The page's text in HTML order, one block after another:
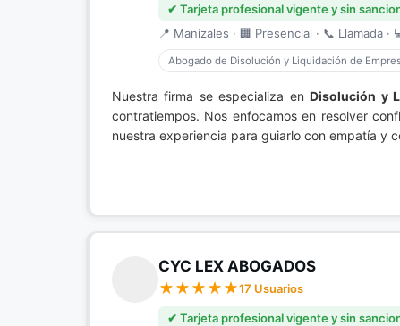
✔ Tarjeta profesional vigente y sin
📍 Manizales · 🏢 Presencial · 📞 Llamada ·
Abogado de Disolución y Liquidación de
Nuestra firma se especializa enDisolución y
contratiempos. Nos enfocamos en resolver
nuestra experiencia para guiarlo con empatía y
CYC LEX ABOGADOS
17 Usuarios
✔ Tarjeta profesional vigente y sin